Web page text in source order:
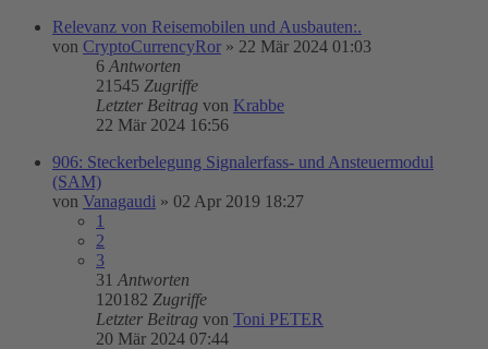
Relevanz von Reisemobilen und Ausbauten:.
von CryptoCurrencyRor » 22 Mär 2024 01:03
6 Antworten
21545 Zugriffe
Letzter Beitrag von Krabbe
22 Mär 2024 16:56
906: Steckerbelegung Signalerfass- und Ansteuermodul
(SAM)
von Vanagaudi » 02 Apr 2019 18:27
1
2
3
31 Antworten
120182 Zugriffe
Letzter Beitrag von Toni PETER
20 Mär 2024 07:44